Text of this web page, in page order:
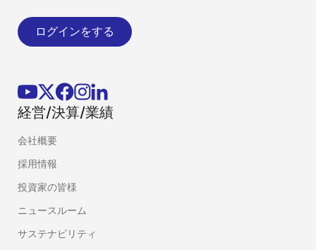
ログインをする
経営/決算/業績
会社概要
採用情報
投資家の皆様
ニュースルーム
サステナビリティ